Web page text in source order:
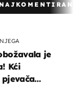
je
Kći